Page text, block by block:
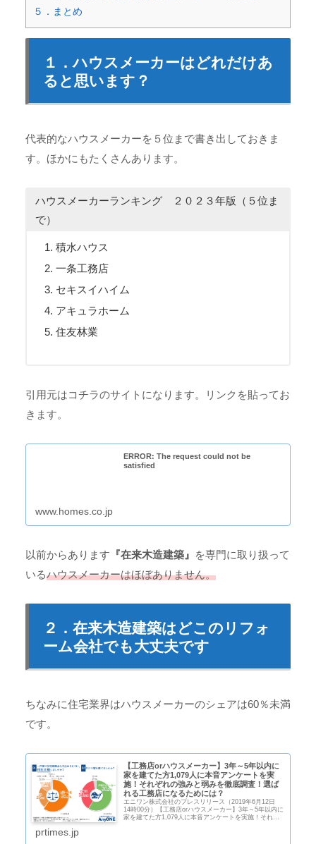
５．まとめ
１．ハウスメーカーはどれだけあ
ると思います？
代表的なハウスメーカーを５位まで書き出しておきま
す。ほかにもたくさんあります。
ハウスメーカーランキング ２０２３年版（５位ま
で）
積水ハウス
一条工務店
セキスイハイム
アキュラホーム
住友林業
引用元はコチラのサイトになります。リンクを貼ってお
きます。
ERROR: The request could not be
satisfied
www.homes.co.jp
以前からあります 『在来木造建築』 を専門に取り扱って
いるハウスメーカーはほぼありません。
２．在来木造建築はどこのリフォ
ーム会社でも大丈夫です
ちなみに住宅業界はハウスメーカーのシェアは60％未満
です。
【工務店orハウスメーカー】3年～5年以内に
家を建てた方1,079人に本音アンケートを実
施！それぞれの強みと弱みを徹底調査！選ば
れる工務店になるためには？
エニワン株式会社のプレスリリース（2019年6月12日
14時00分）【工務店orハウスメーカー】3年～5年以内に
家を建てた方1,079人に本音アンケートを実施！それぞ
prtimes.jp